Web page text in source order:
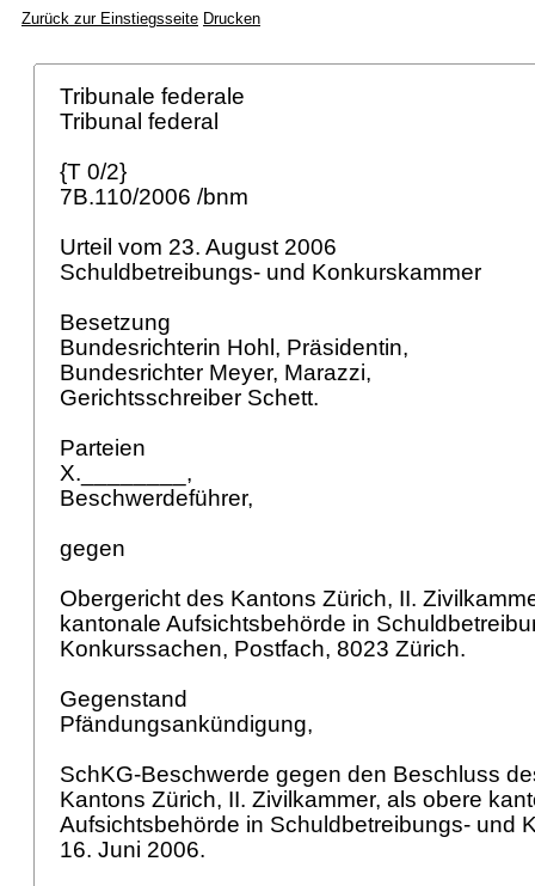
Zurück zur Einstiegsseite Drucken
Tribunale federale
Tribunal federal
{T 0/2}
7B.110/2006 /bnm
Urteil vom 23. August 2006
Schuldbetreibungs- und Konkurskammer
Besetzung
Bundesrichterin Hohl, Präsidentin,
Bundesrichter Meyer, Marazzi,
Gerichtsschreiber Schett.
Parteien
X.________,
Beschwerdeführer,
gegen
Obergericht des Kantons Zürich, II.
kantonale Aufsichtsbehörde in
Konkurssachen, Postfach, 8023 Zürich.
Gegenstand
Pfändungsankündigung,
SchKG-Beschwerde gegen den Beschluss
Kantons Zürich, II. Zivilkammer, als obere
Aufsichtsbehörde in Schuldbetreibungs- und
16. Juni 2006.